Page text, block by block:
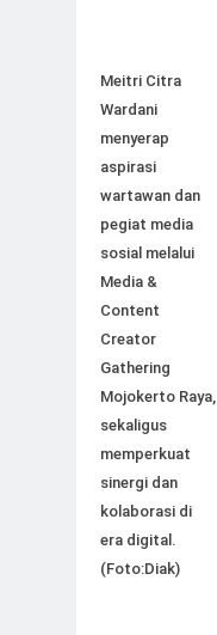
Meitri Citra
Wardani
menyerap
aspirasi
wartawan dan
pegiat media
sosial melalui
Media &
Content
Creator
Gathering
Mojokerto Raya,
sekaligus
memperkuat
sinergi dan
kolaborasi di
era digital.
(Foto:Diak)